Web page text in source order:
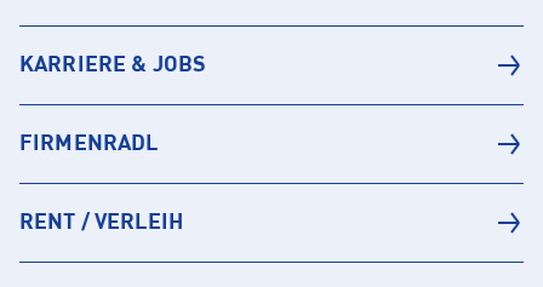
KARRIERE & JOBS
FIRMENRADL
RENT / VERLEIH